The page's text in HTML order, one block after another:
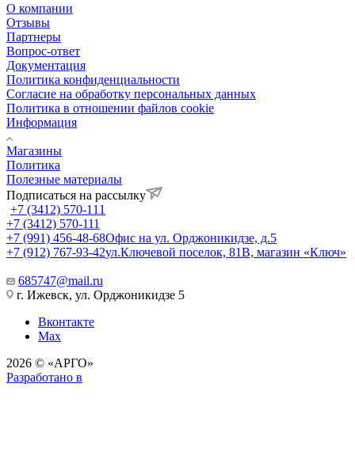
О компании
Отзывы
Партнеры
Вопрос-ответ
Документация
Политика конфиденциальности
Согласие на обработку персональных данных
Политика в отношении файлов cookie
Информация
Магазины
Политика
Полезные материалы
Подписаться на рассылку
+7 (3412) 570-111
+7 (3412) 570-111
+7 (991) 456-48-68Офис на ул. Орджоникидзе, д.5
+7 (912) 767-93-42ул.Ключевой поселок, 81В, магазин «Ключ»
685747@mail.ru
г. Ижевск, ул. Орджоникидзе 5
Вконтакте
Max
2026 © «АРГО»
Разработано в